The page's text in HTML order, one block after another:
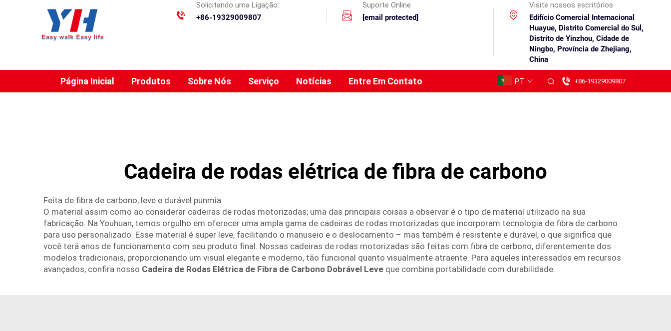
Solicitando uma Ligação:
+86-19329009807
Suporte Online
[email protected]
Visite nossos escritórios
Edifício Comercial Internacional
Huayue, Distrito Comercial do Sul,
Distrito de Yinzhou, Cidade de
Ningbo, Província de Zhejiang,
China
Página Inicial Produtos Sobre Nós Serviço Notícias Entre Em Contato PT +86-19329009807
Cadeira de rodas elétrica de fibra de carbono
Feita de fibra de carbono, leve e durável punmia.
O material assim como ao considerar cadeiras de rodas motorizadas; uma das principais coisas a observar é o tipo de material utilizado na sua
fabricação. Na Youhuan, temos orgulho em oferecer uma ampla gama de cadeiras de rodas motorizadas que incorporam tecnologia de fibra de carbono
para uso personalizado. Esse material é super leve, facilitando o manuseio e o deslocamento – mas também é resistente e durável, o que significa que
você terá anos de funcionamento com seu produto final. Nossas cadeiras de rodas motorizadas são feitas com fibra de carbono, diferentemente dos
modelos tradicionais, proporcionando um visual elegante e moderno, tão funcional quanto visualmente atraente. Para aqueles interessados em recursos
avançados, confira nosso Cadeira de Rodas Elétrica de Fibra de Carbono Dobrável Leve que combina portabilidade com durabilidade.